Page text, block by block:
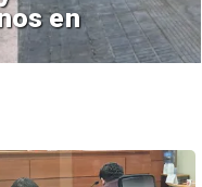
en